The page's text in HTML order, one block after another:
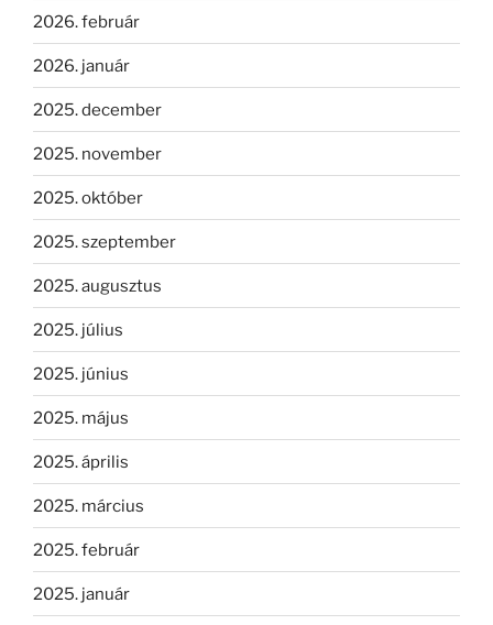
2026. február
2026. január
2025. december
2025. november
2025. október
2025. szeptember
2025. augusztus
2025. július
2025. június
2025. május
2025. április
2025. március
2025. február
2025. január